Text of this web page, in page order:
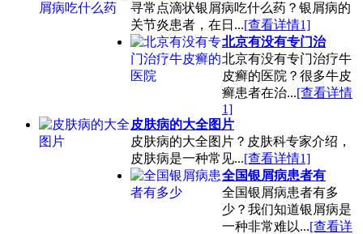
寻常点滴状银屑病吃什么药？银屑病的
关节炎患者，在日...[查看详情1]
北京有没有专门治
北京有没有专门治疗牛
皮癣的医院？很多牛皮
癣患者在治...[查看详情
1]
皮肤病的大全图片
皮肤病的大全图片？皮肤科专家介绍，
皮肤病是一种常见...[查看详情1]
全国银屑病患者有
全国银屑病患者有多
少？我们知道银屑病是
一种非常难以...[查看详